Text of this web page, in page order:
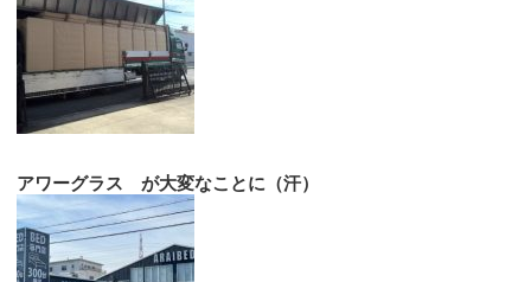
アワーグラス が大変なことに（汗）